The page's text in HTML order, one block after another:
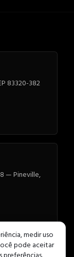
83320-382
— Pineville,
medir uso
pode aceitar